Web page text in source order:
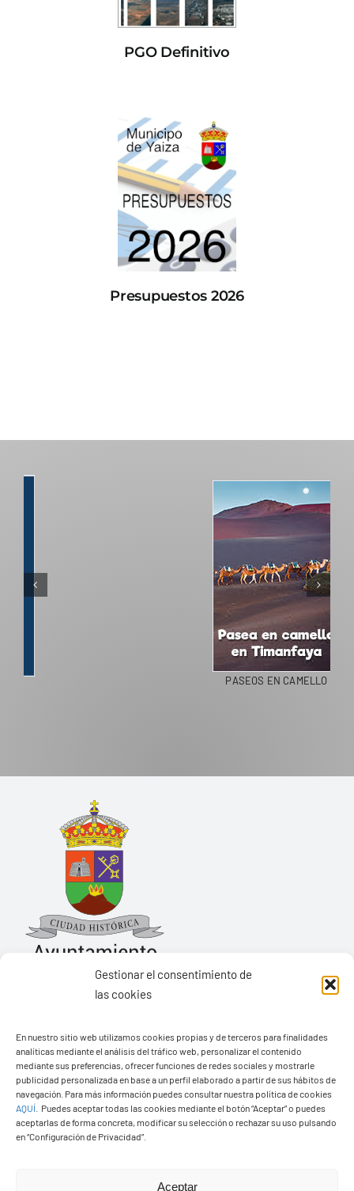
Gestionar el consentimiento de
las cookies
En nuestro sitio web utilizamos cookies propias y de terceros para finalidades
analíticas mediante el análisis del tráfico web, personalizar el contenido
mediante sus preferencias, ofrecer funciones de redes sociales y mostrarle
publicidad personalizada en base a un perfil elaborado a partir de sus hábitos de
navegación. Para más información puedes consultar nuestra política de cookies
AQUÍ
Puedes aceptar todas las cookies mediante el botón “Aceptar” o puedes
aceptarlas de forma concreta, modificar su selección o rechazar su uso pulsando
en “Configuración de Privacidad”.
Aceptar
PGO Definitivo
Presupuestos 2026
PASEOS EN CAMELLO
Pza. de Los Remedios, 1
35570 – Yaiza
Tel:928 83 62 20
© Copyright2026 Ayuntamiento de Yaiza - Todos los